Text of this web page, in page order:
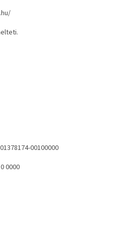
00100000
0000